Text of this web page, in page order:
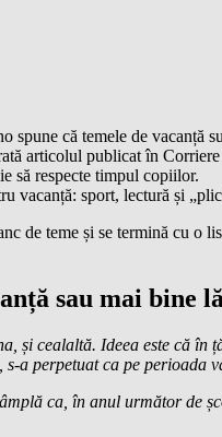
că temele de vacanță
articolul publicat în Corriere
să respecte timpul copiilor.
vacanță: sport, lectură și
de teme și se termină cu o
sau mai
și cealaltă. Ideea este că
a perpetuat ca pe perioada
ca, în anul următor de